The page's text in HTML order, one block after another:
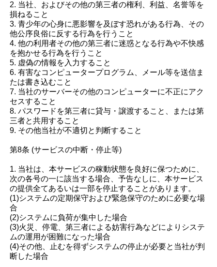
2. 当社、およびその他の第三者の権利、利益、名誉等を
損ねること
3. 青少年の心身に悪影響を及ぼす恐れがある行為、その
他公序良俗に反する行為を行うこと
4. 他の利用者その他の第三者に迷惑となる行為や不快感
を抱かせる行為を行うこと
5. 虚偽の情報を入力すること
6. 有害なコンピュータープログラム、メール等を送信ま
たは書き込むこと
7. 当社のサーバーその他のコンピューターに不正にアク
セスすること
8. パスワードを第三者に貸与・譲渡すること、または第
三者と共用すること
9. その他当社が不適切と判断すること
第8条 (サービスの中断・停止等)
1. 当社は、本サービスの稼動状態を良好に保つために、
次の各号の一に該当する場合、予告なしに、本サービス
の提供全てあるいは一部を停止することがあります。
(1)システムの定期保守および緊急保守のために必要な場
合
(2)システムに負荷が集中した場合
(3)火災、停電、第三者による妨害行為などによりシステ
ムの運用が困難になった場合
(4)その他、止むを得ずシステムの停止が必要と当社が判
断した場合